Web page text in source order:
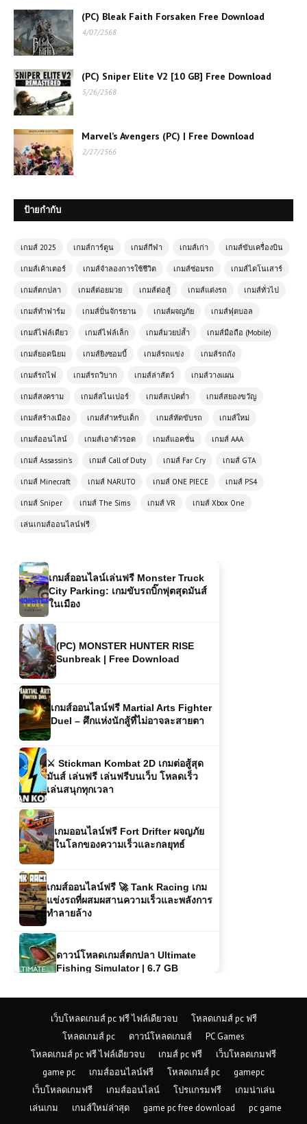
(PC) Bleak Faith Forsaken Free Download
4/07/2568
(PC) Sniper Elite V2 [10 GB] Free Download
5/26/2568
Marvel’s Avengers (PC) | Free Download
2/27/2566
ป้ายกำกับ
เกมส์ 2025 เกมส์การ์ตูน เกมส์กีฬา เกมส์เก่า เกมส์ขับเครื่องบิน
เกมส์เค้าเตอร์ เกมส์จำลองการใช้ชีวิต เกมส์ซ่อมรถ เกมส์ไดโนเสาร์
เกมส์ตกปลา เกมส์ต่อยมวย เกมส์ต่อสู้ เกมส์แต่งรถ เกมส์ทั่วไป
เกมส์ทำฟาร์ม เกมส์ปั่นจักรยาน เกมส์ผจญภัย เกมส์ฟุตบอล
เกมส์ไฟล์เดียว เกมส์ไฟล์เล็ก เกมส์มวยปล้ำ เกมส์มือถือ (Mobile)
เกมส์ยอดนิยม เกมส์ยิงซอมบี้ เกมส์รถแข่ง เกมส์รถถัง
เกมส์รถไฟ เกมส์รถวิบาก เกมส์ล่าสัตว์ เกมส์วางแผน
เกมส์สงคราม เกมส์สไนเปอร์ เกมส์สเปคต่ำ เกมส์สยองขวัญ
เกมส์สร้างเมือง เกมส์สำหรับเด็ก เกมส์หัดขับรถ เกมส์ใหม่
เกมส์ออนไลน์ เกมส์เอาตัวรอด เกมส์แอคชั่น เกมส์ AAA
เกมส์ Assassin's เกมส์ Call of Duty เกมส์ Far Cry เกมส์ GTA
เกมส์ Minecraft เกมส์ NARUTO เกมส์ ONE PIECE เกมส์ PS4
เกมส์ Sniper เกมส์ The Sims เกมส์ VR เกมส์ Xbox One
เล่นเกมส์ออนไลน์ฟรี
– เกมต่อสู้สุดมันส์สำหรับแฟนแอ็คชั่น
แข่งรถสุดสมจริง สัมผัสประสบการณ์นัก
แข่ง F1 ตัวจริง
(GTA 6 ) Grand Theft Auto VI |
Free Download
Simulator – เกมจำลองการทำฟาร์มสุด
สมจริง
เกมส์ออนไลน์ฟรี Idle Dev Startup
Simulation
เล่นเกมส์ออนไลน์ฟรี CubeCraft
Survival
เกมส์ออนไลน์ฟรี Monster Truck
ขุนเขา
เกมออนไลน์ฟรี Rome Simulator
เกมวิ่งสุดโหดที่ท้าทายความเร็วและ
จังหวะในตัวคุณ
City Parking: เกมขับรถบิ๊กฟุตสุดมันส์
ในเมือง
Sunbreak | Free Download
⚔️ Stickman Kombat 2D เกมต่อสู้สุด
มันส์ เล่นฟรี เล่นฟรีบนเว็บ โหลดเร็ว
เล่นสนุกทุกเวลา
เกมส์ออนไลน์ฟรี 🚀 Tank Racing เกม
ทำลายล้าง
Fishing Simulator | 6.7 GB
ประสบการณ์ขับขี่มอเตอร์ไซค์สุดมันส์
ในโลกออนไลน์
เกมส์ออนไลน์ฟรี Comic Star
Fighting 3.3 – เกมต่อสู้สุดมันส์ในโลก
การ์ตูน
เว็บโหลดเกมส์ pc ฟรี ไฟล์เดียวจบ
โหลดเกมส์ pc ฟรี
โหลดเกมส์ pc
ดาวน์โหลดเกมส์
PC Games
โหลดเกมส์ pc ฟรี ไฟล์เดียวจบ
เกมส์ pc ฟรี
เว็บโหลดเกมฟรี
game pc
เกมส์ออนไลน์ฟรี โหลดเกมส์ pc
gamepc
เว็บโหลดเกมฟรี
เกมส์ออนไลน์ โปรแกรมฟรี
เกมน่าเล่น
เล่นเกม
เกมส์ใหม่ล่าสุด game pc free download pc game